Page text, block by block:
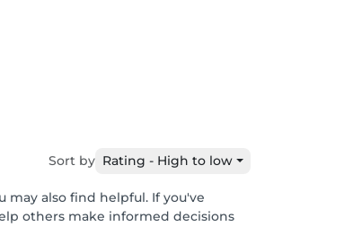
Sort by Rating - High to low
may also find helpful. If you've
others make informed decisions